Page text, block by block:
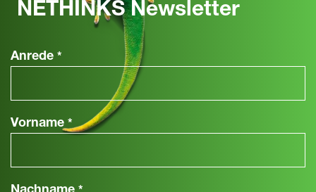
NETHINKS Newsletter
Anrede *
Vorname *